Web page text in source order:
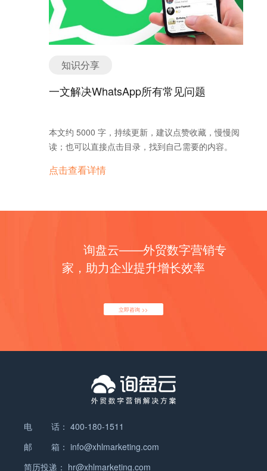
知识分享
一文解决WhatsApp所有常见问题
本文约 5000 字，持续更新，建议点赞收藏，慢慢阅
读；也可以直接点击目录，找到自己需要的内容。
点击查看详情
询盘云——外贸数字营销专
家，助力企业提升增长效率
立即咨询 >>
电 话： 400-180-1511
邮 箱： info@xhlmarketing.com
简历投递： hr@xhlmarketing.com